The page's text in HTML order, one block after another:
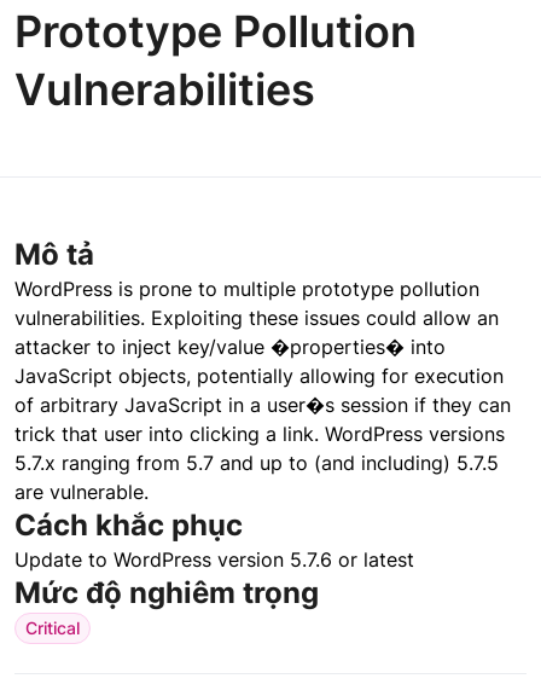
Prototype Pollution
Vulnerabilities
Mô tả
WordPress is prone to multiple prototype pollution
vulnerabilities. Exploiting these issues could allow an
attacker to inject key/value �properties� into
JavaScript objects, potentially allowing for execution
of arbitrary JavaScript in a user�s session if they can
trick that user into clicking a link. WordPress versions
5.7.x ranging from 5.7 and up to (and including) 5.7.5
are vulnerable.
Cách khắc phục
Update to WordPress version 5.7.6 or latest
Mức độ nghiêm trọng
Critical